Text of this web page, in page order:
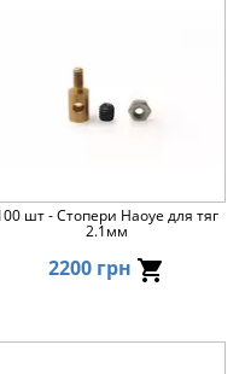
шт - Стопери Haoye для тяг
2.1мм
2200 грн